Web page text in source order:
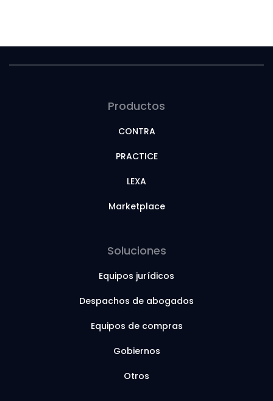
Productos
CONTRA
PRACTICE
LEXA
Marketplace
Soluciones
Equipos jurídicos
Despachos de abogados
Equipos de compras
Gobiernos
Otros